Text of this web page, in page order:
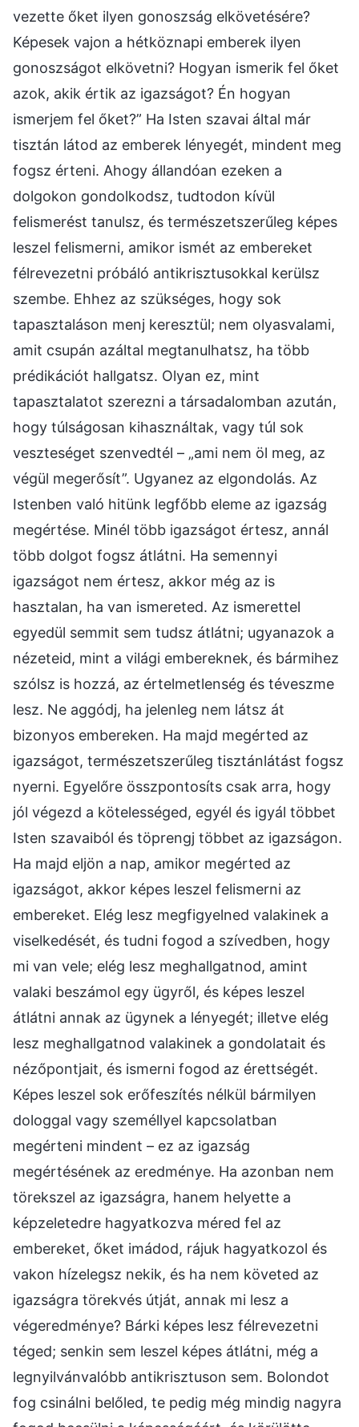
vezette őket ilyen gonoszság elkövetésére?
Képesek vajon a hétköznapi emberek ilyen
gonoszságot elkövetni? Hogyan ismerik fel őket
azok, akik értik az igazságot? Én hogyan
ismerjem fel őket?” Ha Isten szavai által már
tisztán látod az emberek lényegét, mindent meg
fogsz érteni. Ahogy állandóan ezeken a
dolgokon gondolkodsz, tudtodon kívül
felismerést tanulsz, és természetszerűleg képes
leszel felismerni, amikor ismét az embereket
félrevezetni próbáló antikrisztusokkal kerülsz
szembe. Ehhez az szükséges, hogy sok
tapasztaláson menj keresztül; nem olyasvalami,
amit csupán azáltal megtanulhatsz, ha több
prédikációt hallgatsz. Olyan ez, mint
tapasztalatot szerezni a társadalomban azután,
hogy túlságosan kihasználtak, vagy túl sok
veszteséget szenvedtél – „ami nem öl meg, az
végül megerősít”. Ugyanez az elgondolás. Az
Istenben való hitünk legfőbb eleme az igazság
megértése. Minél több igazságot értesz, annál
több dolgot fogsz átlátni. Ha semennyi
igazságot nem értesz, akkor még az is
hasztalan, ha van ismereted. Az ismerettel
egyedül semmit sem tudsz átlátni; ugyanazok a
nézeteid, mint a világi embereknek, és bármihez
szólsz is hozzá, az értelmetlenség és téveszme
lesz. Ne aggódj, ha jelenleg nem látsz át
bizonyos embereken. Ha majd megérted az
igazságot, természetszerűleg tisztánlátást fogsz
nyerni. Egyelőre összpontosíts csak arra, hogy
jól végezd a kötelességed, egyél és igyál többet
Isten szavaiból és töprengj többet az igazságon.
Ha majd eljön a nap, amikor megérted az
igazságot, akkor képes leszel felismerni az
embereket. Elég lesz megfigyelned valakinek a
viselkedését, és tudni fogod a szívedben, hogy
mi van vele; elég lesz meghallgatnod, amint
valaki beszámol egy ügyről, és képes leszel
átlátni annak az ügynek a lényegét; illetve elég
lesz meghallgatnod valakinek a gondolatait és
nézőpontjait, és ismerni fogod az érettségét.
Képes leszel sok erőfeszítés nélkül bármilyen
dologgal vagy személlyel kapcsolatban
megérteni mindent – ez az igazság
megértésének az eredménye. Ha azonban nem
törekszel az igazságra, hanem helyette a
képzeletedre hagyatkozva méred fel az
embereket, őket imádod, rájuk hagyatkozol és
vakon hízelegsz nekik, és ha nem követed az
igazságra törekvés útját, annak mi lesz a
végeredménye? Bárki képes lesz félrevezetni
téged; senkin sem leszel képes átlátni, még a
legnyilvánvalóbb antikrisztuson sem. Bolondot
fog csinálni belőled, te pedig még mindig nagyra